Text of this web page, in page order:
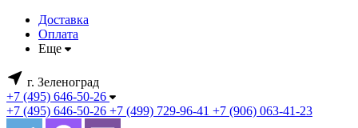
Доставка
Оплата
Еще
г. Зеленоград
+7 (495) 646-50-26
+7 (495) 646-50-26 +7 (499) 729-96-41 +7 (906) 063-41-23